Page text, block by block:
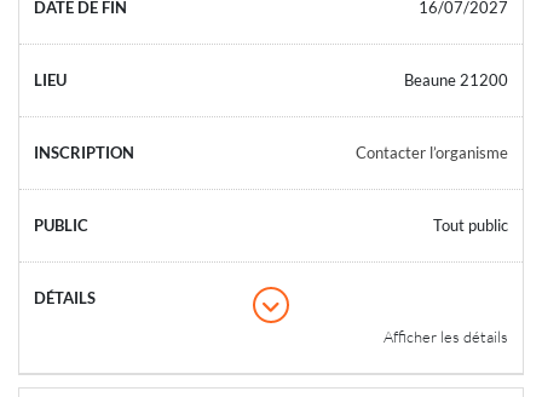
16/07/2027
Beaune 21200
Contacter l’organisme
Tout public
Afficher les détails